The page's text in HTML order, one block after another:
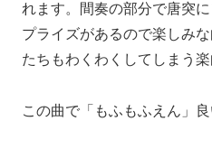
れます。間奏の部分で唐突
プライズがあるので楽しみ
たちもわくわくしてしまう楽
この曲で「もふもふえん」